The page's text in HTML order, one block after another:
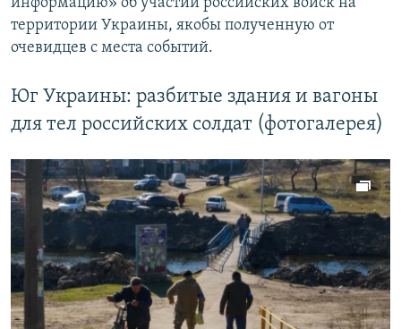
информацию» об участии российских войск на
территории Украины, якобы полученную от
очевидцев с места событий.
Юг Украины: разбитые здания и вагоны
для тел российских солдат (фотогалерея)